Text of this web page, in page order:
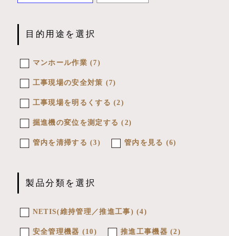
目的用途を選択
マンホール作業 (7)
工事現場の安全対策 (7)
工事現場を明るくする (2)
掘進機の変位を測定する (2)
管内を清掃する (3) 管内を見る (6)
製品分類を選択
NETIS(維持管理／推進工事) (4)
安全管理機器 (10) 推進工事機器 (2)